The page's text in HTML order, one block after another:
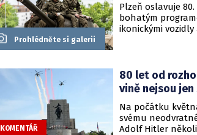
Prohlédněte si galerii
Plzeň oslavuje
bohatým
ikonickými
KOMENTÁŘ
80 let od
vině nejsou
Na počátku
svému
Adolf Hitler